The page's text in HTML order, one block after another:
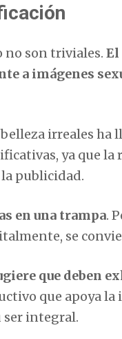
no son triviales. El
a imágenes
irreales ha
ya que la
publicidad.
en una trampa.
se
que deben
que apoya
ser integral.